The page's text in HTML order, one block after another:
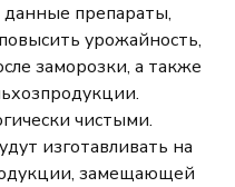
препараты,
урожайность,
заморозки, а также
чистыми.
изготавливать на
замещающей